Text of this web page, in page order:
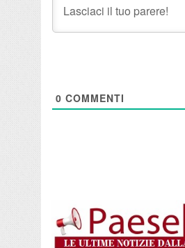
0 COMMENTI